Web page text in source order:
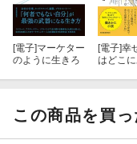
読めばマネジメントの
[電子]マーケター
のように生きろ
[電子]幸
はどこ
この商品を買